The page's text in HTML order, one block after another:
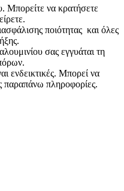
Μπορείτε να κρατήσετε
ποιότητας και όλες
σας εγγυάται τη
ενδεικτικές. Μπορεί να
παραπάνω πληροφορίες.